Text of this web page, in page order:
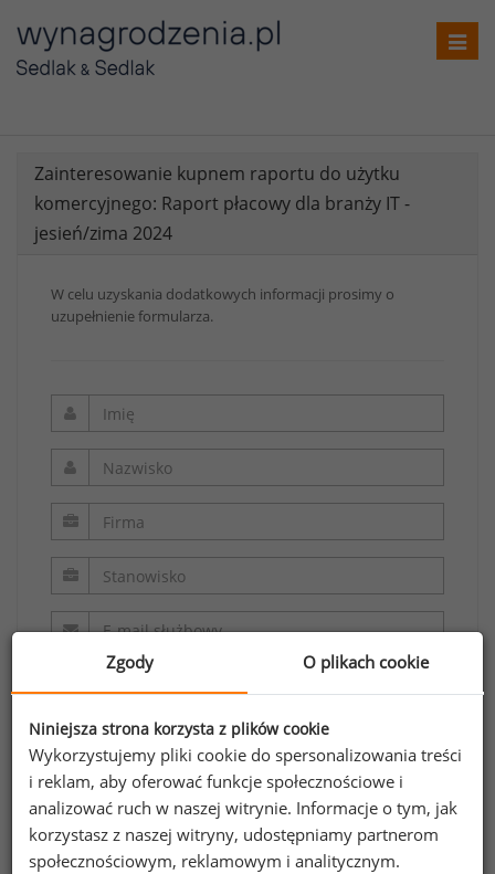
Zainteresowanie kupnem raportu do użytku
komercyjnego: Raport płacowy dla branży IT -
jesień/zima 2024
W celu uzyskania dodatkowych informacji prosimy o
uzupełnienie formularza.
Oświadczam, że zapoznałem/zapoznałam się z
regulaminem.
Zgody O plikach cookie
Niniejsza strona korzysta z plików cookie
Wykorzystujemy pliki cookie do spersonalizowania treści
i reklam, aby oferować funkcje społecznościowe i
analizować ruch w naszej witrynie. Informacje o tym, jak
korzystasz z naszej witryny, udostępniamy partnerom
społecznościowym, reklamowym i analitycznym.